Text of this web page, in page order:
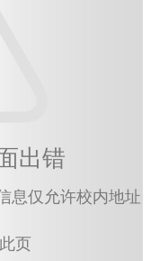
出错
息仅允许校内地址
页